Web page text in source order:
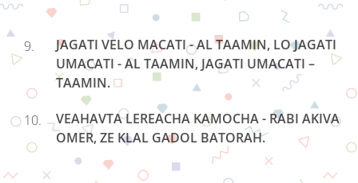
JAGATI VELO MACATI - AL TAAMIN, LO JAGATI
UMACATI - AL TAAMIN, JAGATI UMACATI –
TAAMIN.
VEAHAVTA LEREACHA KAMOCHA - RABI AKIVA
OMER, ZE KLAL GADOL BATORAH.